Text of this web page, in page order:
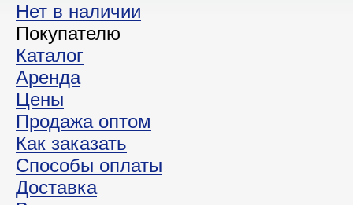
Нет в наличии
Покупателю
Каталог
Аренда
Цены
Продажа оптом
Как заказать
Способы оплаты
Доставка